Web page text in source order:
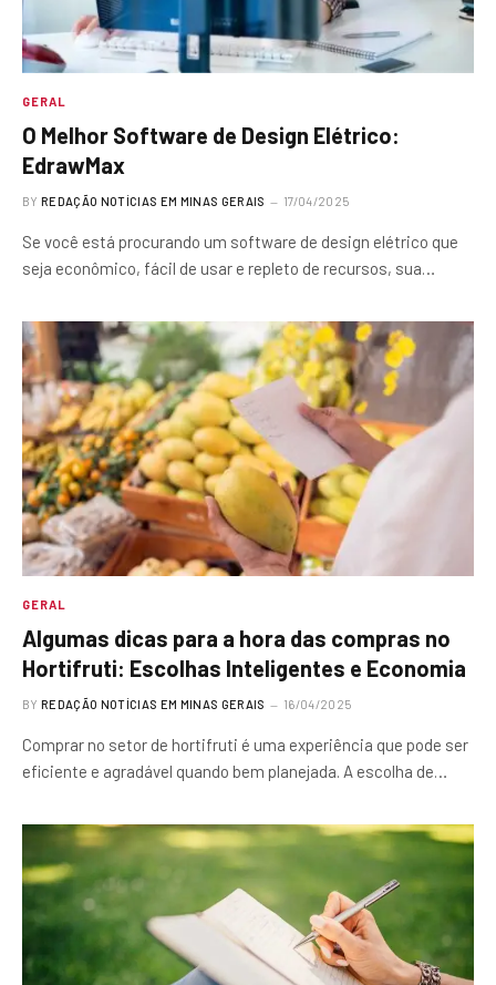
GERAL
O Melhor Software de Design Elétrico:
EdrawMax
BY REDAÇÃO NOTÍCIAS EM MINAS GERAIS 17/04/2025
Se você está procurando um software de design elétrico que
seja econômico, fácil de usar e repleto de recursos, sua…
GERAL
Algumas dicas para a hora das compras no
Hortifruti: Escolhas Inteligentes e Economia
BY REDAÇÃO NOTÍCIAS EM MINAS GERAIS 16/04/2025
Comprar no setor de hortifruti é uma experiência que pode ser
eficiente e agradável quando bem planejada. A escolha de…